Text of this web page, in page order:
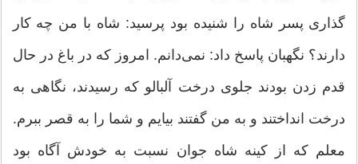
گذاری پسر شاه را شنیده بود پرسید: شاه با من چه كار
دارند؟ نگهبان پاسخ داد: نمی‌دانم. امروز كه در باغ در حال
قدم زدن بودند جلوی درخت آلبالو كه رسیدند، نگاهی به
درخت انداختند و به من گفتند بیایم و شما را به قصر ببرم.
معلم كه از كینه شاه جوان نسبت به خودش آگاه بود